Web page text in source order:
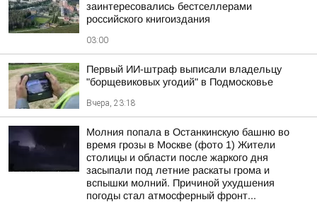
заинтересовались бестселлерами
российского книгоиздания
03:00
Первый ИИ-штраф выписали владельцу
"борщевиковых угодий" в Подмосковье
Вчера, 23:18
Молния попала в Останкинскую башню во
время грозы в Москве (фото 1) Жители
столицы и области после жаркого дня
засыпали под летние раскаты грома и
вспышки молний. Причиной ухудшения
погоды стал атмосферный фронт...